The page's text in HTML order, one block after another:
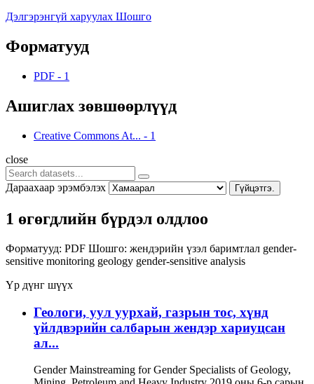
Дэлгэрэнгүй харуулах Шошго
Форматууд
PDF - 1
Ашиглах зөвшөөрлүүд
Creative Commons At... - 1
close
Дараахаар эрэмбэлэх Гүйцэтгэ.
1 өгөгдлийн бүрдэл олдлоо
Форматууд: PDF Шошго: жендэрийн үзэл баримтлал gender-
sensitive monitoring geology gender-sensitive analysis
Үр дүнг шүүх
Геологи, уул уурхай, газрын тос, хүнд
үйлдвэрийн салбарын жендэр хариуцсан
ал...
Gender Mainstreaming for Gender Specialists of Geology,